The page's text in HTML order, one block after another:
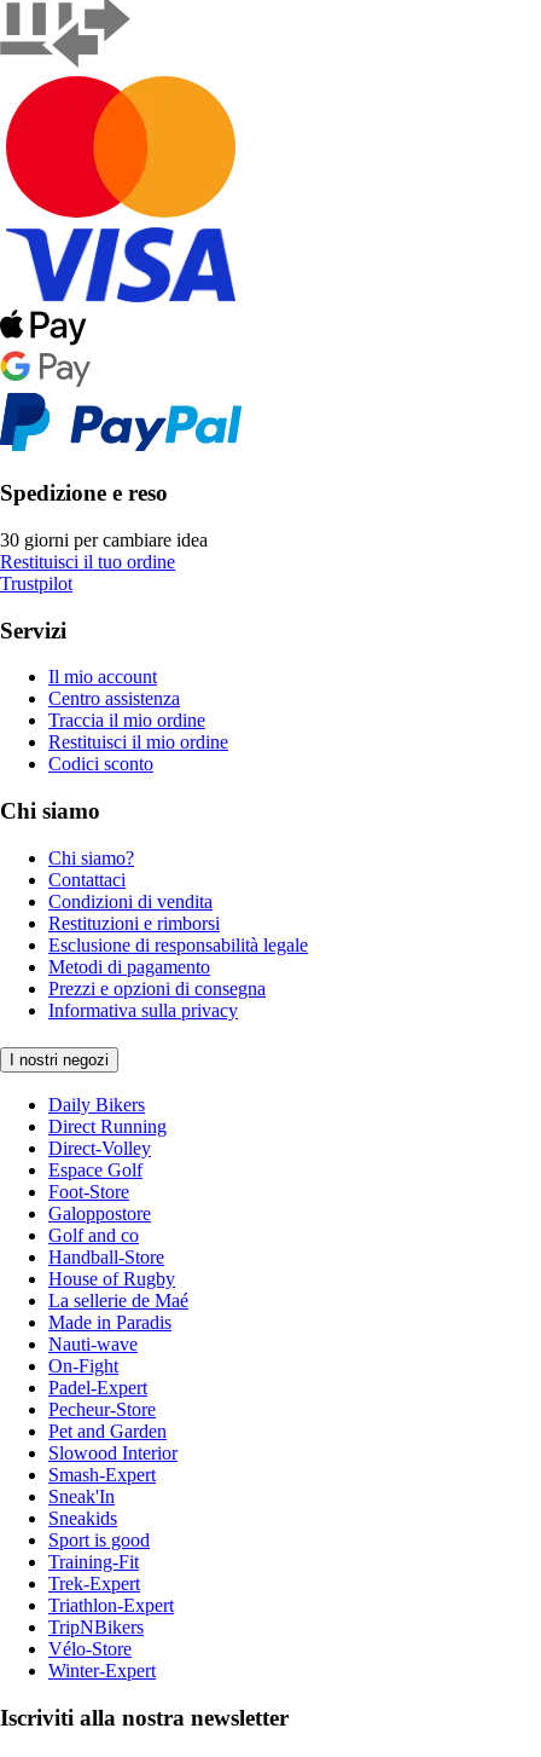
Spedizione e reso
30 giorni per cambiare idea
Restituisci il tuo ordine
Trustpilot
Servizi
Il mio account
Centro assistenza
Traccia il mio ordine
Restituisci il mio ordine
Codici sconto
Chi siamo
Chi siamo?
Contattaci
Condizioni di vendita
Restituzioni e rimborsi
Esclusione di responsabilità legale
Metodi di pagamento
Prezzi e opzioni di consegna
Informativa sulla privacy
I nostri negozi
Daily Bikers
Direct Running
Direct-Volley
Espace Golf
Foot-Store
Galoppostore
Golf and co
Handball-Store
House of Rugby
La sellerie de Maé
Made in Paradis
Nauti-wave
On-Fight
Padel-Expert
Pecheur-Store
Pet and Garden
Slowood Interior
Smash-Expert
Sneak'In
Sneakids
Sport is good
Training-Fit
Trek-Expert
Triathlon-Expert
TripNBikers
Vélo-Store
Winter-Expert
Iscriviti alla nostra newsletter